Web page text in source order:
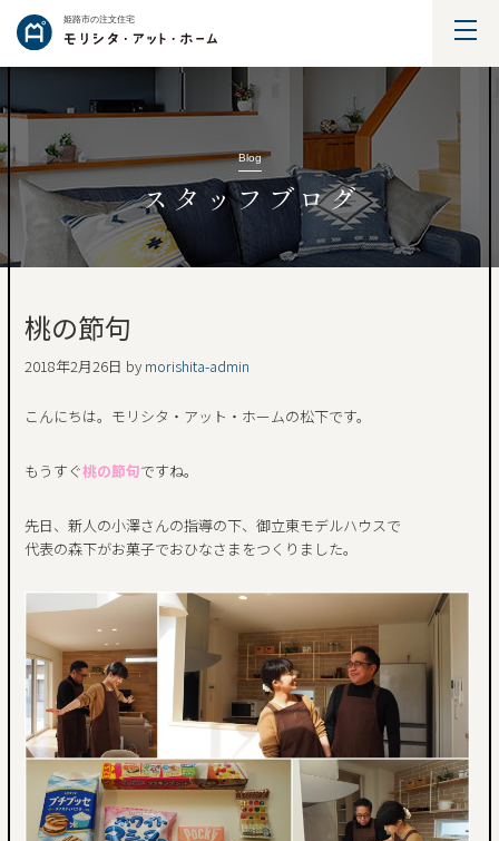
姫路市の注文住宅
Blog
スタッフブログ
桃の節句
2018年2月26日 by morishita-admin
こんにちは。モリシタ・アット・ホームの松下です。
もうすぐ桃の節句ですね。
先日、新人の小澤さんの指導の下、御立東モデルハウスで
代表の森下がお菓子でおひなさまをつくりました。